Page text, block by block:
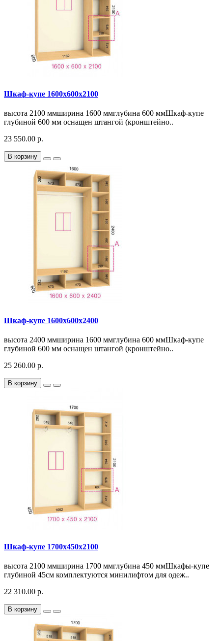
Шкаф-купе 1600х600х2100
высота 2100 ммширина 1600 ммглубина 600 ммШкаф-купе
глубиной 600 мм оснащен штангой (кронштейно..
23 550.00 р.
В корзину
Шкаф-купе 1600х600х2400
высота 2400 ммширина 1600 ммглубина 600 ммШкаф-купе
глубиной 600 мм оснащен штангой (кронштейно..
25 260.00 р.
В корзину
Шкаф-купе 1700х450х2100
высота 2100 ммширина 1700 ммглубина 450 ммШкафы-купе
глубиной 45см комплектуются минилифтом для одеж..
22 310.00 р.
В корзину